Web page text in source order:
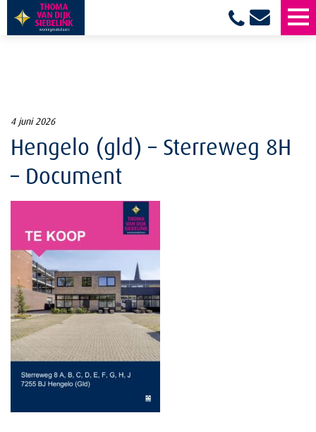
4 juni 2026
Hengelo (gld) – Sterreweg 8H
– Document